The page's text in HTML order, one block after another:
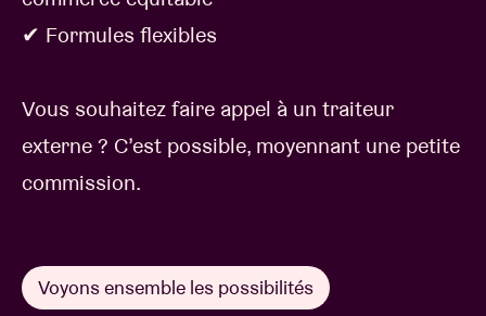
✔ Formules flexibles
Vous souhaitez faire appel à un traiteur
externe ? C’est possible, moyennant une petite
commission.
Voyons ensemble les possibilités